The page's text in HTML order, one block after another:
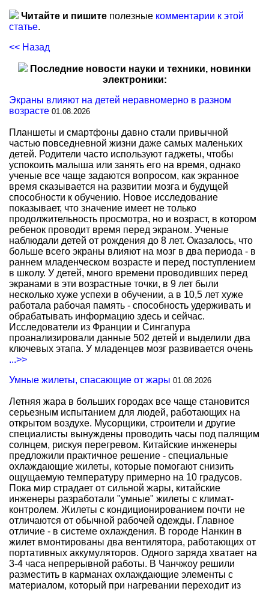
Читайте и пишите полезные комментарии к этой
статье.
<< Назад
Последние новости науки и техники, новинки
электроники:
Экраны влияют на детей неравномерно в разном
возрасте 01.08.2026
Планшеты и смартфоны давно стали привычной
частью повседневной жизни даже самых маленьких
детей. Родители часто используют гаджеты, чтобы
успокоить малыша или занять его на время, однако
ученые все чаще задаются вопросом, как экранное
время сказывается на развитии мозга и будущей
способности к обучению. Новое исследование
показывает, что значение имеет не только
продолжительность просмотра, но и возраст, в котором
ребенок проводит время перед экраном. Ученые
наблюдали детей от рождения до 8 лет. Оказалось, что
больше всего экраны влияют на мозг в два периода - в
раннем младенческом возрасте и перед поступлением
в школу. У детей, много времени проводивших перед
экранами в эти возрастные точки, в 9 лет были
несколько хуже успехи в обучении, а в 10,5 лет хуже
работала рабочая память - способность удерживать и
обрабатывать информацию здесь и сейчас.
Исследователи из Франции и Сингапура
проанализировали данные 502 детей и выделили два
ключевых этапа. У младенцев мозг развивается очень
...>>
Умные жилеты, спасающие от жары 01.08.2026
Летняя жара в больших городах все чаще становится
серьезным испытанием для людей, работающих на
открытом воздухе. Мусорщики, строители и другие
специалисты вынуждены проводить часы под палящим
солнцем, рискуя перегревом. Китайские инженеры
предложили практичное решение - специальные
охлаждающие жилеты, которые помогают снизить
ощущаемую температуру примерно на 10 градусов.
Пока мир страдает от сильной жары, китайские
инженеры разработали "умные" жилеты с климат-
контролем. Жилеты с кондиционированием почти не
отличаются от обычной рабочей одежды. Главное
отличие - в системе охлаждения. В городе Нанкин в
жилет вмонтированы два вентилятора, работающих от
портативных аккумуляторов. Одного заряда хватает на
3-4 часа непрерывной работы. В Чанчжоу решили
разместить в карманах охлаждающие элементы с
материалом, который при нагревании переходит из